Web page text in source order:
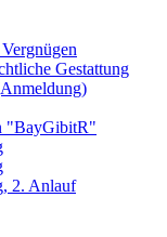
Gestattung
"BayGibitR"
2. Anlauf